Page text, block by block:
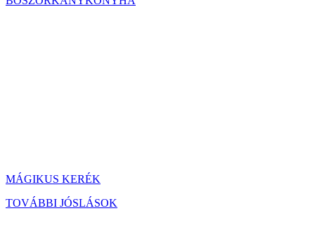
MÁGIKUS KERÉK
TOVÁBBI JÓSLÁSOK